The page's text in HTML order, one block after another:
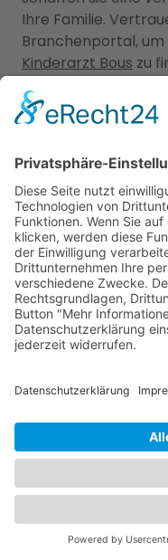
Ihre Familie.
Branchenportal,
Kinderarzt Bous zu
den besten Händen
Jetzt
Das ist nah!
Branchenbuch
Unternehmen
Anzeigenschaltung
Rechtliches